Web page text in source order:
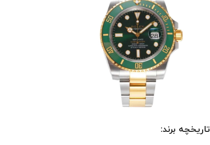
تاریخچه برند: